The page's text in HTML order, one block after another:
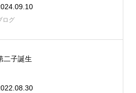
ログ
二子誕生